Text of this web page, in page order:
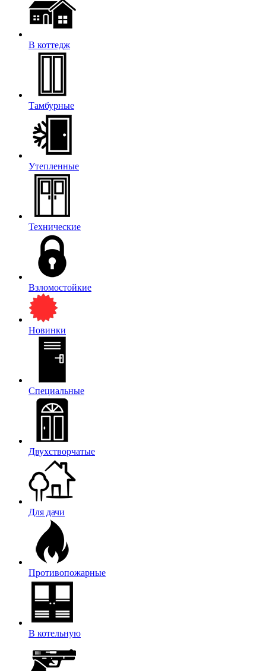
В коттедж
Тамбурные
Утепленные
Технические
Взломостойкие
Новинки
Специальные
Двухстворчатые
Для дачи
Противопожарные
В котельную